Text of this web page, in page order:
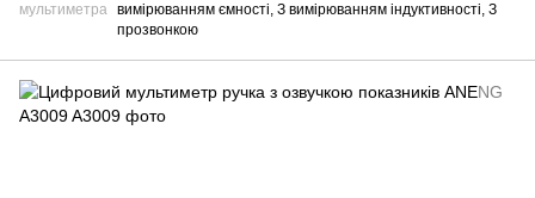
мультиметра вимірюванням ємності, З вимірюванням індуктивності, З
прозвонкою